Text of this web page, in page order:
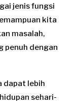
jenis fungsi
kita
masalah,
penuh dengan
dapat lebih
sehari-